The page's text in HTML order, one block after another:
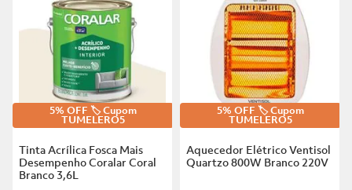
5% OFF 🏷️ Cupom
TUMELERO5
Tinta Acrílica Fosca Mais
Desempenho Coralar Coral
Branco 3,6L
5% OFF 🏷️ Cupom
TUMELERO5
Aquecedor Elétrico Ventisol
Quartzo 800W Branco 220V